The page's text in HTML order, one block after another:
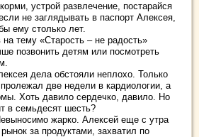
устрой развлечение, постарайся
не заглядывать в паспорт Алексея,
ему столько лет.
на тему «Старость – не радость»
позвонить детям или посмотреть
дела обстояли неплохо. Только
две недели в кардиологии, а
Хоть давило сердечко, давило. Но
в семьдесят шесть?
жарко. Алексей еще с утра
за продуктами, захватил по